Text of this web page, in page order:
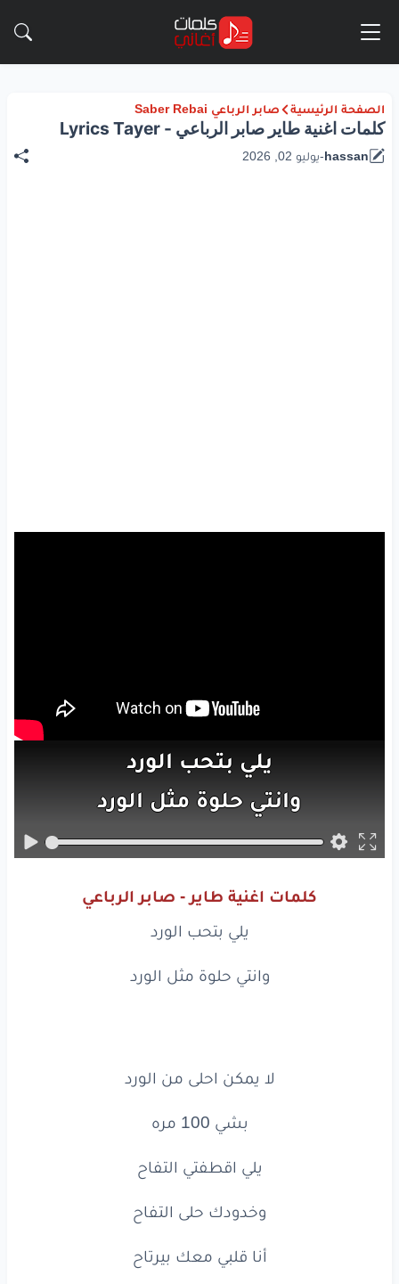
الصفحة الرئيسية صابر الرباعي Saber Rebai
كلمات اغنية طاير صابر الرباعي - Lyrics Tayer
hassan
-يوليو 02, 2026
يلي بتحب الورد
وانتي حلوة مثل الورد
لايمكناحلىمنالورد
قلبي
وطايرطايرطاير
طايرعلىالسماء
اضحكضحكي
ولومعكما بقسما
كلمات اغنية طاير - صابر الرباعي
يلي بتحب الورد
وانتي حلوة مثل الورد
لا يمكن احلى من الورد
بشي 100 مره
يلي اقطفتي التفاح
وخدودك حلى التفاح
أنا قلبي معك بيرتاح